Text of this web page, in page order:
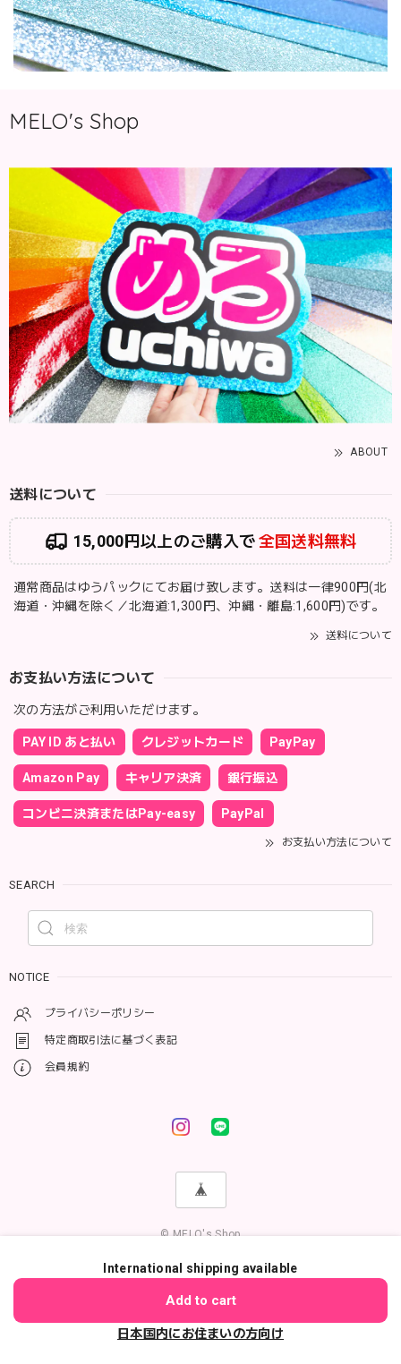
MELO's Shop
ABOUT
送料について
15,000円以上のご購入で全国送料無料
通常商品はゆうパックにてお届け致します。送料は一律900円(北
海道・沖縄を除く／北海道:1,300円、沖縄・離島:1,600円)です。
送料について
お支払い方法について
次の方法がご利用いただけます。
PAY ID あと払い クレジットカード PayPay
Amazon Pay キャリア決済 銀行振込
コンビニ決済またはPay-easy PayPal
お支払い方法について
SEARCH
NOTICE
プライバシーポリシー
特定商取引法に基づく表記
会員規約
© MELO's Shop
International shipping available
Add to cart
日本国内にお住まいの方向け
ショップに質問する